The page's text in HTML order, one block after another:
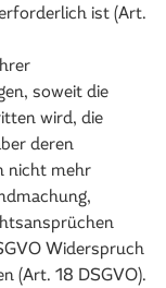
ist (Art.
soweit die
wird, die
deren
nicht mehr
Widerspruch
(Art. 18 DSGVO).